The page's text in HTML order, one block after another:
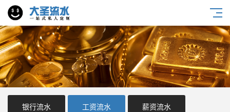
银行流水 工资流水 薪资流水